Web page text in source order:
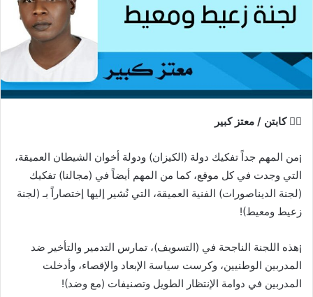
✍🏻 كابتن / معتز كبير
¡من المهم جداً تفكيك دولة (الكيزان) ودولة أخوان الشيطان العميقة،
التي وجدت في كل موقع، كما من المهم أيضاً في (مجالنا) تفكيك
(لجنة الديناصورات) الفنية العميقة، التي نُشير إليها إختصاراً بـ (لجنة
زعيط ومعيط)!
¡هذه اللجنة الناجحة في (التسويف)، تمارس التدمير والتأخير ضد
المدربين الوطنيين، وكرست سياسة الإبعاد والإقصاء، وأدخلت
المدربين في دوامة الإنتظار الطويل وتصنيفات (مع وضد)!